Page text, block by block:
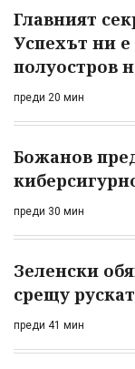
Главният
Успехът ни
полуостров
преди 20 мин
Божанов
преди 30 мин
Зеленски
срещу
преди 41 мин